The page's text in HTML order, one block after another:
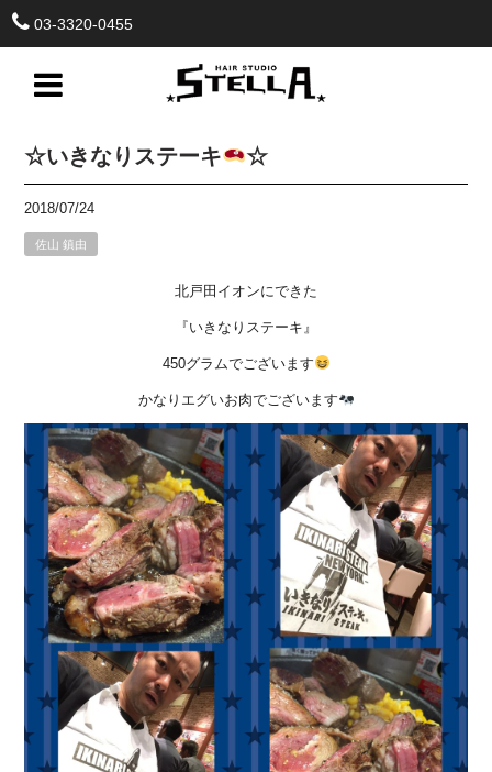
03-3320-0455
☆いきなりステーキ ☆
2018/07/24
佐山 鎮由
北戸田イオンにできた
『いきなりステーキ』
450グラムでございます
かなりエグいお肉でございます